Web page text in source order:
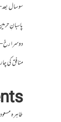
سو سال بعد
پاسبانِ
دوسرا
منافق کی
طاہرہ مسعود